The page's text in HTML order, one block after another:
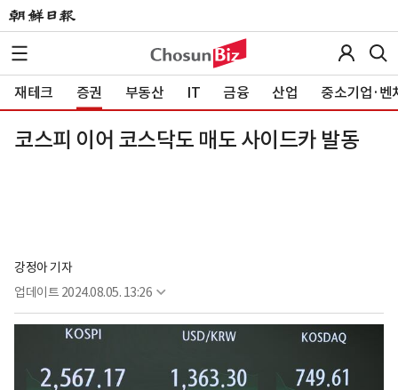
재테크 증권 부동산 IT 금융 산업 중소기업·벤
코스피 이어 코스닥도 매도 사이드카 발동
강정아 기자
업데이트 2024.08.05. 13:26